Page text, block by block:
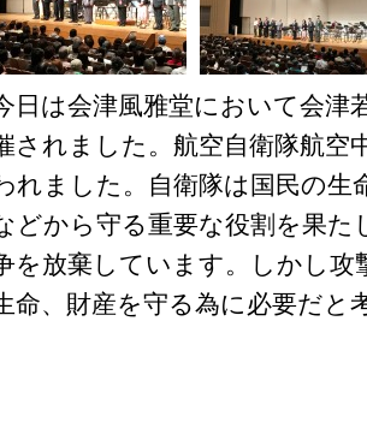
日は会津風雅堂において会津
されました。航空自衛隊航空
れました。自衛隊は国民の生
どから守る重要な役割を果た
を放棄しています。しかし攻
命、財産を守る為に必要だと